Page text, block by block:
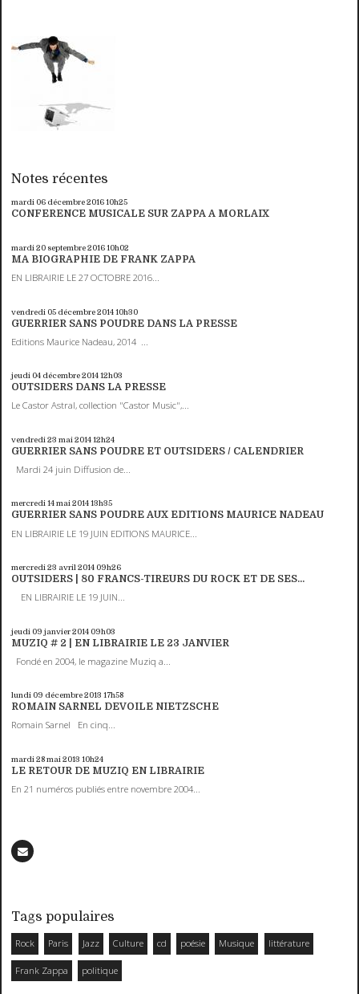
Notes récentes
mardi 06 décembre 201610h25
CONFERENCE MUSICALE SUR ZAPPA A MORLAIX
mardi 20 septembre 201610h02
MA BIOGRAPHIE DE FRANK ZAPPA
EN LIBRAIRIE LE 27 OCTOBRE 2016...
vendredi 05 décembre 201410h30
GUERRIER SANS POUDRE DANS LA PRESSE
Editions Maurice Nadeau, 2014 ...
jeudi 04 décembre 201412h03
OUTSIDERS DANS LA PRESSE
Le Castor Astral, collection "Castor Music",...
vendredi 23 mai 201412h24
GUERRIER SANS POUDRE ET OUTSIDERS / CALENDRIER
Mardi 24 juin Diffusion de...
mercredi 14mai 201413h35
GUERRIER SANS POUDRE AUX EDITIONS MAURICE NADEAU
EN LIBRAIRIE LE 19 JUIN EDITIONS MAURICE...
mercredi 23 avril 2014 09h26
OUTSIDERS | 80 FRANCS-TIREURS DU ROCK ET DE SES...
EN LIBRAIRIE LE 19 JUIN...
jeudi 09 janvier 2014 09h03
MUZIQ # 2 | EN LIBRAIRIE LE 23 JANVIER
Fondé en 2004, le magazine Muziq a...
lundi 09 décembre 2013 17h58
ROMAIN SARNEL DEVOILE NIETZSCHE
Romain Sarnel En cinq...
mardi 28mai 2013 10h24
LE RETOUR DE MUZIQ EN LIBRAIRIE
En 21 numéros publiés entre novembre 2004...
Tags populaires
Rock Paris Jazz Culture cd poésie Musique littérature
Frank Zappa politique